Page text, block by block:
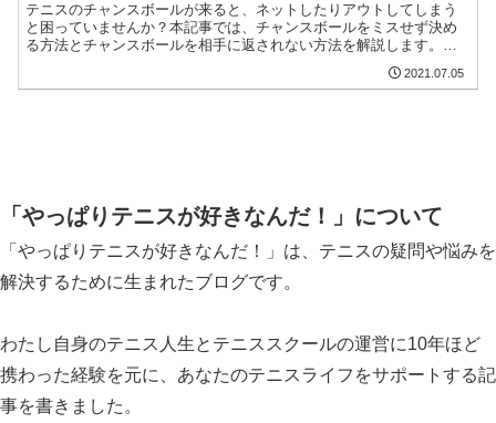
テニスのチャンスボールが来ると、ネットしたりアウトしてしまう
と困っていませんか？本記事では、チャンスボールをミスせず決め
る方法とチャンスボールを相手に返されない方法を解説します。残
念ながら練習するしかありませんが、方向性は見えてくるはずで
2021.07.05
「やっぱりテニスが好きなんだ！」について
「やっぱりテニスが好きなんだ！」は、テニスの疑問や悩みを
解決するために生まれたブログです。
わたし自身のテニス人生とテニススクールの運営に10年ほど
携わった経験を元に、あなたのテニスライフをサポートする記
事を書きました。